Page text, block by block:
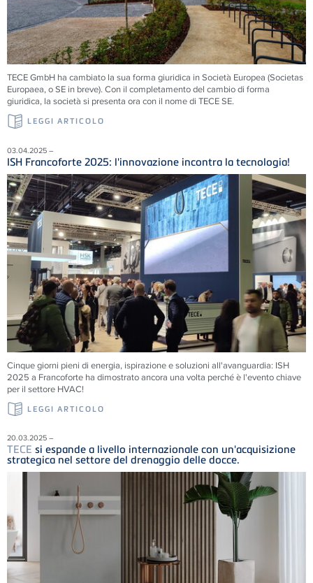
TECEGmbH ha cambiato la sua forma giuridica in Società Europea (Societas
Europaea, o SE in breve). Con il completamento del cambio di forma
giuridica, la società si presenta ora con il nome di TECESE.
LEGGI ARTICOLO
03.04.2025 –
ISH Francoforte 2025: l'innovazione incontra la tecnologia!
Cinque giorni pieni di energia, ispirazione e soluzioni all'avanguardia: ISH
2025 a Francoforte ha dimostrato ancora una volta perché è l'evento chiave
per il settore HVAC!
LEGGI ARTICOLO
20.03.2025 –
TECE si espande a livello internazionale con un'acquisizione
strategica nel settore del drenaggio delle docce.